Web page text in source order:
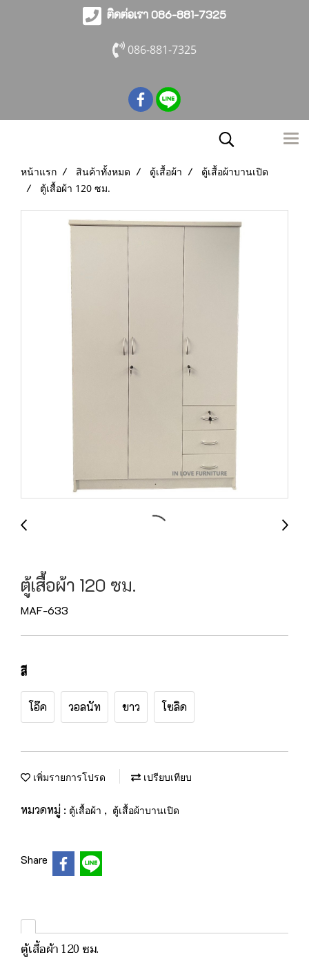
ติดต่อเรา 086-881-7325
086-881-7325
หน้าแรก สินค้าทั้งหมด ตู้เสื้อผ้า
ตู้เสื้อผ้าบานเปิด
ตู้เสื้อผ้า 120 ซม.
ตู้เสื้อผ้า 120 ซม.
MAF-633
สี
โอ๊ค วอลนัท ขาว โซลิด
เพิ่มรายการโปรด เปรียบเทียบ
หมวดหมู่ : ตู้เสื้อผ้า , ตู้เสื้อผ้าบานเปิด
Share
ตู้เสื้อผ้า 120 ซม.